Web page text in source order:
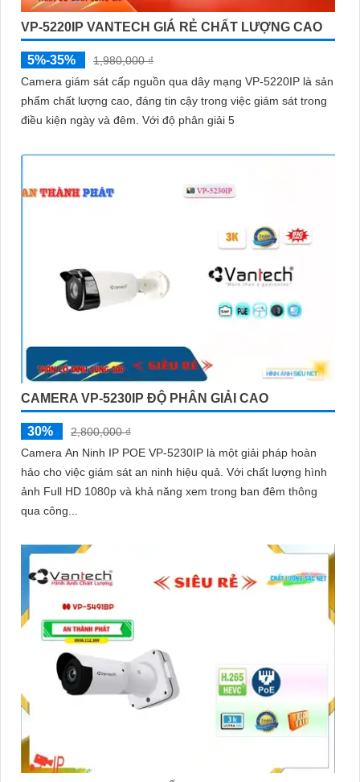
VP-5220IP VANTECH GIÁ RẺ CHẤT LƯỢNG CAO
5%-35%
1,980,000 ₫
Camera giám sát cấp nguồn qua dây mạng VP-5220IP là sản
phẩm chất lượng cao, đáng tin cậy trong việc giám sát trong
điều kiện ngày và đêm. Với độ phân giải 5
CAMERA VP-5230IP ĐỘ PHÂN GIẢI CAO
30%
2,800,000 ₫
Camera An Ninh IP POE VP-5230IP là một giải pháp hoàn
hảo cho việc giám sát an ninh hiệu quả. Với chất lượng hình
ảnh Full HD 1080p và khả năng xem trong ban đêm thông
qua công...